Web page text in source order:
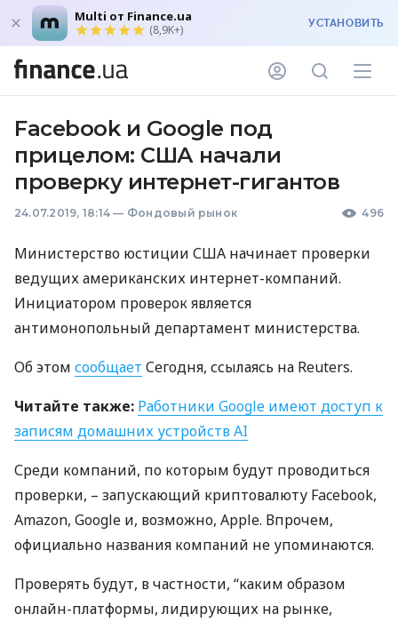
Multi от Finance.ua
(8,9K+) УСТАНОВИТЬ
Facebook и Google под
прицелом: США начали
проверку интернет-гигантов
24.07.2019, 18:14 — Фондовый рынок 496
Министерство юстиции США начинает проверки
ведущих американских интернет-компаний.
Инициатором проверок является
антимонопольный департамент министерства.
Об этом сообщает Cегодня, ссылаясь на Reuters.
Читайте также: Работники Google имеют доступ к
записям домашних устройств AI
Среди компаний, по которым будут проводиться
проверки, – запускающий криптовалюту Facebook,
Amazon, Google и, возможно, Apple. Впрочем,
официально названия компаний не упоминаются.
Проверять будут, в частности, “каким образом
онлайн-платформы, лидирующих на рынке,